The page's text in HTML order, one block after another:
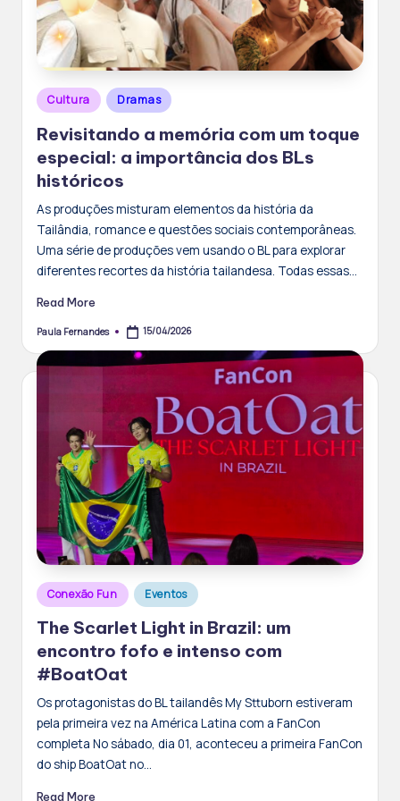
Posted
in
Cultura Dramas
Revisitando a memória com um toque
especial: a importância dos BLs
históricos
As produções misturam elementos da história da
Tailândia, romance e questões sociais contemporâneas.
Uma série de produções vem usando o BL para explorar
diferentes recortes da história tailandesa. Todas essas…
Read More
Posted
Paula Fernandes 15/04/2026
Posted
in
Conexão Fun Eventos
The Scarlet Light in Brazil: um
encontro fofo e intenso com
#BoatOat
Os protagonistas do BL tailandês My Sttuborn estiveram
pela primeira vez na América Latina com a FanCon
completa No sábado, dia 01, aconteceu a primeira FanCon
do ship BoatOat no…
Read More